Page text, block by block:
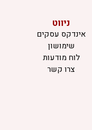
ניווט
אינדקס עסקים
שימושון
לוח מודעות
צרו קשר